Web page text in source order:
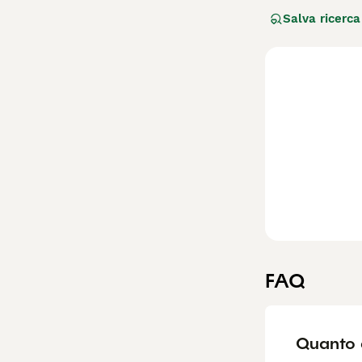
intelligente.
colorazioni,
ideale per chi
vicinanza
all'attività
individuo
Salva ricerca
FAQ
Quanto